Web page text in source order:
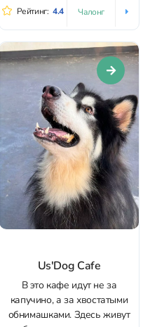
живут три пушистых
“звезды” заведения.
Посетители могут
понаблюдать за львятами
со стороны и сделать
фотографии на свой гаджет.
А вот за...
Рейтинг: 4.4 Чалонг
Us'Dog Cafe
В это кафе идут не за
капучино, а за хвостатыми
обнимашками. Здесь живут